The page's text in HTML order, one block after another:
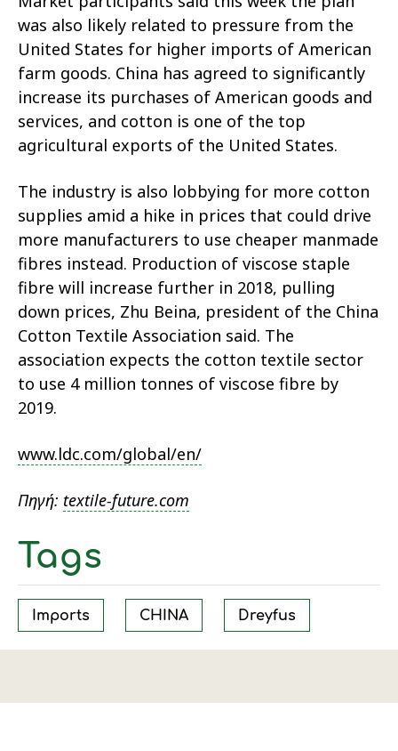
was also likely related to pressure from the
United States for higher imports of American
farm goods. China has agreed to significantly
increase its purchases of American goods and
services, and cotton is one of the top
agricultural exports of the United States.
The industry is also lobbying for more cotton
supplies amid a hike in prices that could drive
more manufacturers to use cheaper manmade
fibres instead. Production of viscose staple
fibre will increase further in 2018, pulling
down prices, Zhu Beina, president of the China
Cotton Textile Association said. The
association expects the cotton textile sector
to use 4 million tonnes of viscose fibre by
2019.
www.ldc.com/global/en/
Πηγή: textile-future.com
Tags
Imports CHINA Dreyfus